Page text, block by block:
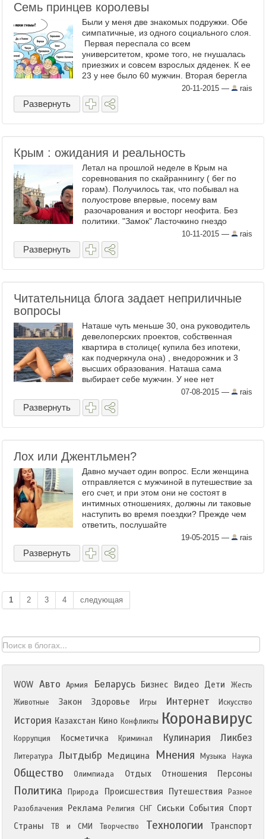
Семь принцев королевы
Были у меня две знакомых подружки. Обе
симпатичные, из одного социального слоя.
Первая переспала со всем
университетом, кроме того, не гнушалась
приезжих и совсем взрослых дяденек. К ее
23 у нее было 60 мужчин. Вторая берегла
себе для того самого принца, хотя пару
романтических истор ...
20-11-2015 — rais
Развернуть
Крым : ожидания и реальность
Летал на прошлой неделе в Крым на
соревнования по скайраннингу ( бег по
горам). Получилось так, что побывал на
полуострове впервые, посему вам
разочарования и восторг неофита. Без
политики. "Замок" Ласточкино гнездо
Крохотный, размером с дачный, домик. На
фото выглядит, как наст ...
10-11-2015 — rais
Развернуть
Читательница блога задает неприличные
вопросы
Наташе чуть меньше 30, она руководитель
девелоперских проектов, собственная
квартира в столице( купила без ипотеки,
как подчеркнула она) , внедорожник и 3
высших образования. Наташа сама
выбирает себе мужчин. У нее нет
аккаунтов в соцсетях, но Наташа читает
мой блог и иногда коммент ...
07-08-2015 — rais
Развернуть
Лох или Джентльмен?
Давно мучает один вопрос. Если женщина
отправляется с мужчиной в путешествие за
его счет, и при этом они не состоят в
интимных отношениях, должны ли таковые
наступить во время поездки? Прежде чем
ответить, послушайте
одну занимательную историю, которую
мне рассказал на Эль ...
19-05-2015 — rais
Развернуть
1 2 3 4 следующая
WOW Авто Армия Беларусь Бизнес Видео Дети
Жесть
Животные
Закон Здоровье Игры Интернет Искусство
История Казахстан Кино Конфликты Коронавирус
Коррупция Косметичка Криминал Кулинария Ликбез
Литература Лытдыбр Медицина Мнения Музыка Наука
Общество Олимпиада Отдых Отношения Персоны
Политика Природа Происшествия Путешествия
Разное
Разоблачения
Реклама Религия СНГ Сиськи События Спорт
Страны
ТВ и СМИ Творчество Технологии Транспорт